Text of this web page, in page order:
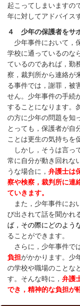
起こってしまいますの
年に対してアドバイス
４ 少年の保護者をサ
少年事件において，
学校に通っているのな
ているのであれば，勤
察，裁判所から連絡が
る事件では，謝罪，被
せん。少年事件の手続
することになります。
の方に少年の問題を知
とっても，保護者が自
ことは更生の気持ちを
しかし，そうは言っ
常に自分が動き回れな
うな場合に， 弁護士は
察や検察，裁判所に連
ていきます。
また，少年事件にお
び出されて話を聞かれ
ば，その際にどのよう
ることができます。
さらに，少年事件で
負担がかかります。少
の学校や職場のことな
す。そんな時に， 弁護
でき，精神的な負担が